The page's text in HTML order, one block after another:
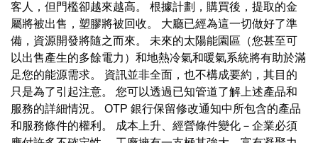
客人，但門檻卻越來越高。 根據計劃，購買後，提取的金
屬將被出售，塑膠將被回收。 大廳已經為這一切做好了準
備，資源開發將隨之而來。 未來的太陽能園區（您甚至可
以出售產生的多餘電力）和地熱冷氣和暖氣系統將有助於滿
足您的能源需求。 資訊並非全面，也不構成要約，其目的
只是為了引起注意。 您可以透過已知管道了解上述產品和
服務的詳細情況。 OTP 銀行保留修改通知中所包含的產品
和服務條件的權利。 成本上升、經營條件變化－企業必須